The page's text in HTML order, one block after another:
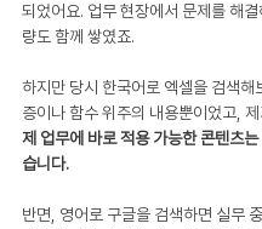
되었어요. 업무 현장에서 문제를 해
량도 함께 쌓였죠.
하지만 당시 한국어로 엑셀을 검색해
증이나 함수 위주의 내용뿐이었고,
제 업무에 바로 적용 가능한 콘텐츠
습니다.
반면, 영어로 구글을 검색하면 실무